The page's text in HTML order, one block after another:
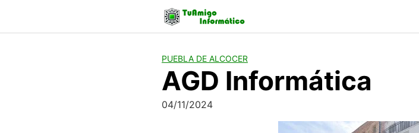
content
PUEBLA DE ALCOCER
AGD Informática
04/11/2024